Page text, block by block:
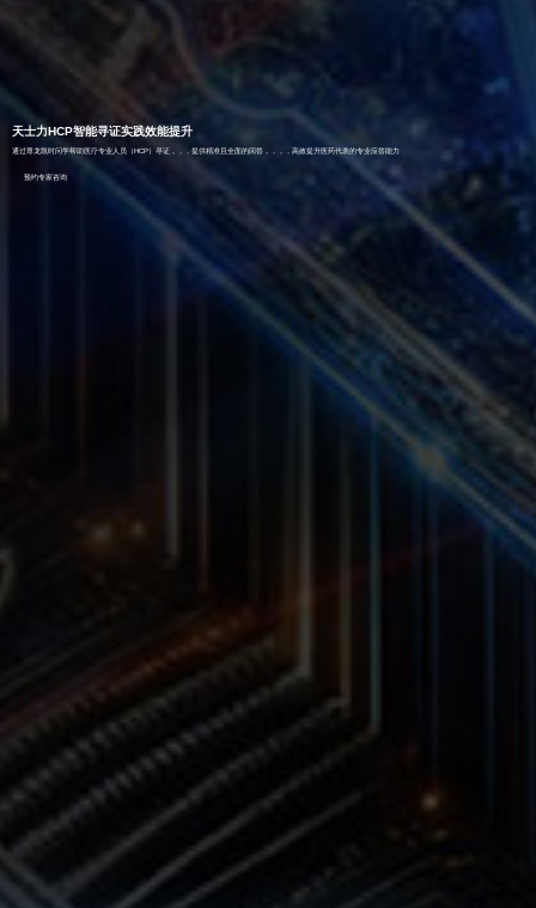
天士力HCP智能寻证实践效能提升
通过尊龙凯时问学帮助医疗专业人员（HCP）寻证，，，提供精准且全面的回答，，，，高效提升医药代表的专业应答能力
预约专家咨询